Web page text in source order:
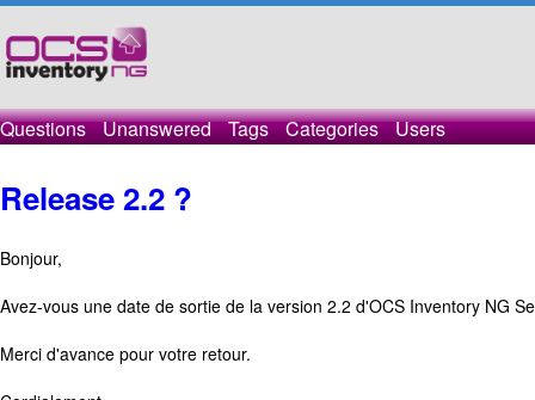
Questions Unanswered Tags Categories Users
Release 2.2 ?
Bonjour,
Avez-vous une date de sortie de la version 2.2 d'OCS Inventory NG
Merci d'avance pour votre retour.